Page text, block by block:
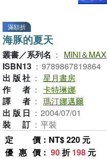
滿額折
海豚的夏天
叢書／系列名 ： MINI＆MAX
ISBN13 ： 9789867819864
出版社 ： 星月書房
作者 ： 卡特琳娜
譯者 ： 瑪汀娜邁爾
出版日 ： 2004/07/01
裝訂 ： 平裝
定價 ：NT$ 220 元
優惠價 ： 90折198 元